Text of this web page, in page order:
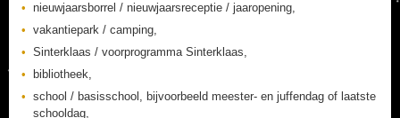
nieuwjaarsborrel / nieuwjaarsreceptie / jaaropening,
vakantiepark / camping,
Sinterklaas / voorprogramma Sinterklaas,
bibliotheek,
school / basisschool, bijvoorbeeld meester- en juffendag of laatste
schooldag,